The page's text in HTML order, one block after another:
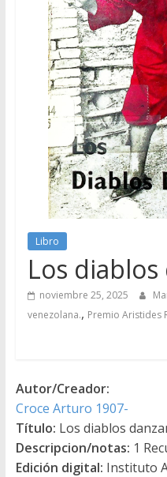
Libro
Los
noviembre 25, 2025
venezolana., Premio Aristides
Autor/Creador:
Croce Arturo 1907-
Título: Los diablos
Descripcion/notas: 1
Edición digital: Instituto